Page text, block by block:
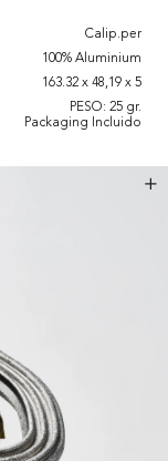
Calip.per
100% Aluminium
163.32 x 48,19 x 5
PESO: 25 gr.
Packaging Incluido